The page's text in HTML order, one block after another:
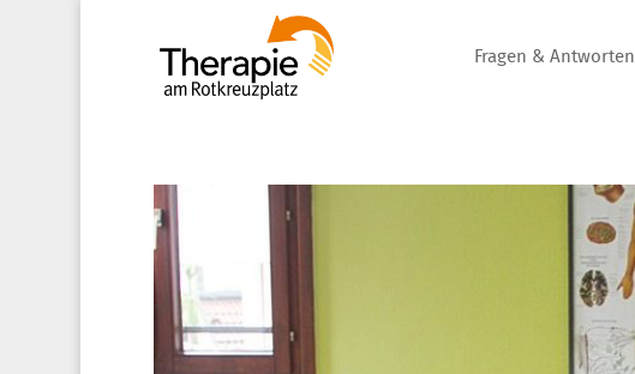
Fragen & Antworten